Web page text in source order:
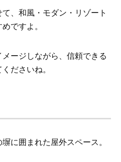
、和風・モダン・リゾート
ですよ。
ージしながら、信頼できる
ださいね。
に囲まれた屋外スペース。